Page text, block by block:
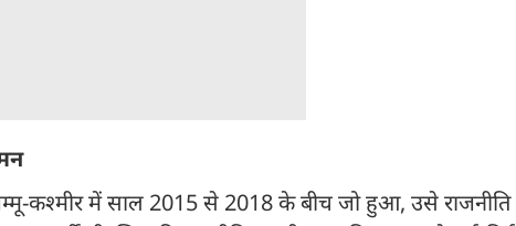
कश्मीर में साल 2015 से 2018 के बीच जो हुआ, उसे राजनीति